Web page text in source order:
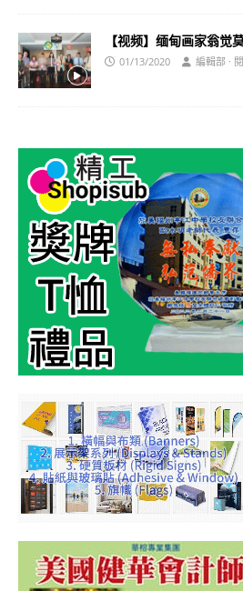
【视频】缅甸画家翁觉
01/13/2020 編輯部 ·